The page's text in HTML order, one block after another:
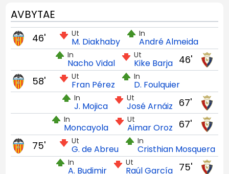
AVBYTAE
Ut
M. Diakhaby
In
André Almeida
46'
46'
Ut
Kike Barja
In
Nacho Vidal
Ut
Fran Pérez
In
D. Foulquier
58'
67'
Ut
José Arnáiz
In
J. Mojica
67'
Ut
Aimar Oroz
In
Moncayola
Ut
G. de Abreu
In
Cristhian Mosquera
75'
75'
Ut
Raúl García
In
A. Budimir